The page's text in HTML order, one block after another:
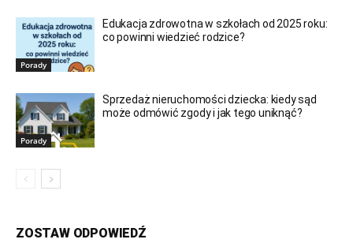
Porady
Edukacja zdrowotna w szkołach od 2025 roku:
co powinni wiedzieć rodzice?
Porady
Sprzedaż nieruchomości dziecka: kiedy sąd
może odmówić zgody i jak tego uniknąć?
ZOSTAW ODPOWIEDŹ